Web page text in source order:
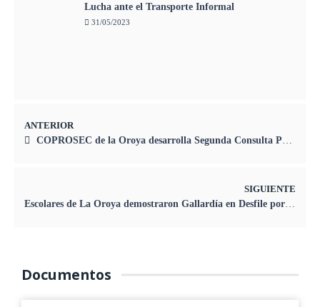
Lucha ante el Transporte Informal
31/05/2023
ANTERIOR
COPROSEC de la Oroya desarrolla Segunda Consulta Pública de Seguridad Ciudadana
SIGUIENTE
Escolares de La Oroya demostraron Gallardía en Desfile por Fiestas Patrias
Documentos